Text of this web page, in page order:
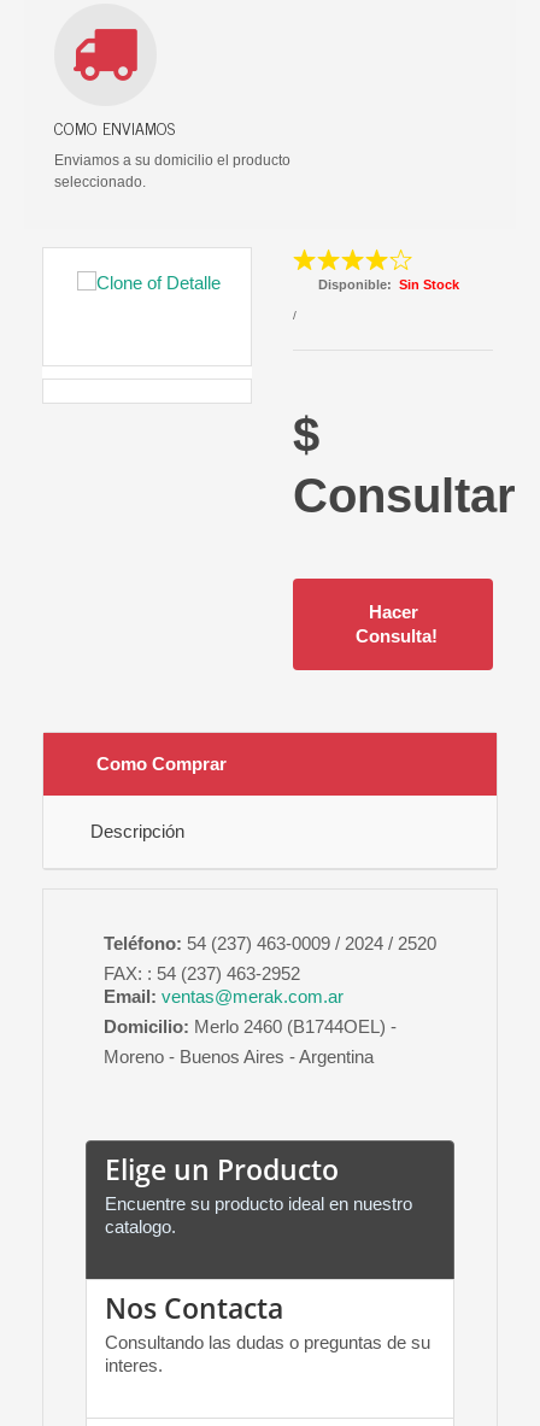
COMO ENVIAMOS
Enviamos a su domicilio el producto
seleccionado.
Disponible: Sin Stock
/
$
Consultar
Hacer
Consulta!
Como Comprar
Descripción
Teléfono: 54 (237) 463-0009 / 2024 / 2520
FAX: : 54 (237) 463-2952
Email: ventas@merak.com.ar
Domicilio: Merlo 2460 (B1744OEL) -
Moreno - Buenos Aires - Argentina
Elige un Producto
Encuentre su producto ideal en nuestro
catalogo.
Nos Contacta
Consultando las dudas o preguntas de su
interes.